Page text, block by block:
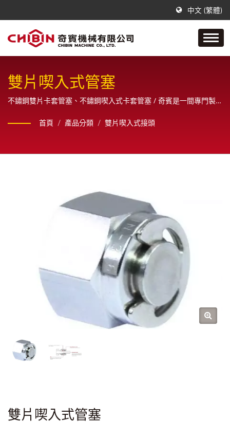
中文 (繁體)
雙片喫入式管塞
不鏽鋼雙片卡套管塞、不鏽鋼喫入式卡套管塞 / 奇賓是一間專門製
終成品之一系列生產製造，且為客戶提供全方位的銷售服務。
首頁 / 產品分類 / 雙片喫入式接頭
雙片喫入式管塞